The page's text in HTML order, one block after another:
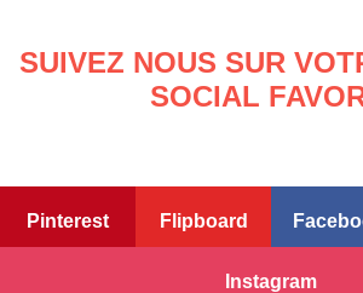
SUIVEZ NOUS SUR
SOCIAL
Pinterest Flipboard
Instagram